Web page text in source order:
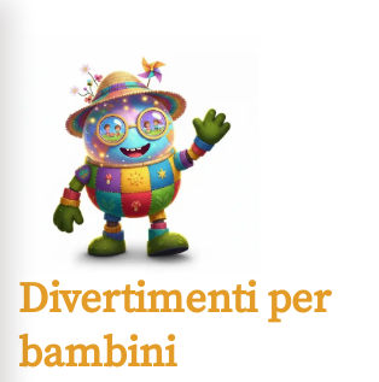
Divertimenti per
bambini